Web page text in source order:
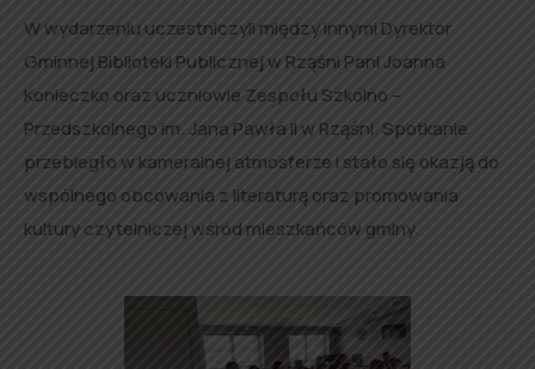
W wydarzeniu uczestniczyli między innymi Dyrektor
Gminnej Biblioteki Publicznej w Rząśni Pani Joanna
Konieczko oraz uczniowie Zespołu Szkolno –
Przedszkolnego im. Jana Pawła II w Rząśni. Spotkanie
przebiegło w kameralnej atmosferze i stało się okazją do
wspólnego obcowania z literaturą oraz promowania
kultury czytelniczej wśród mieszkańców gminy.